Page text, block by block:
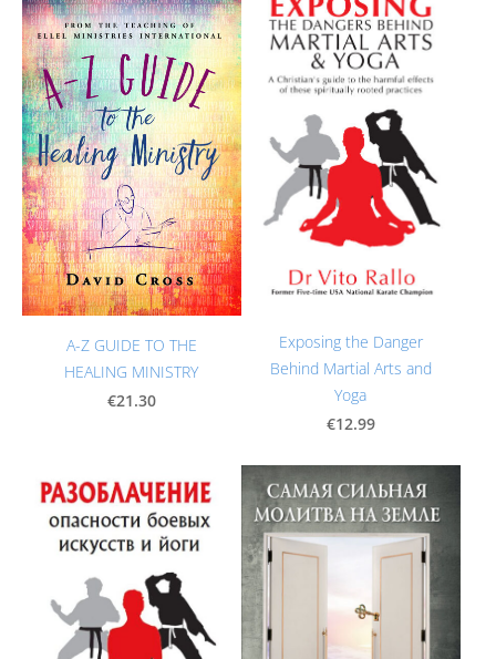
A-Z GUIDE TO THE
HEALING MINISTRY
€21.30
Exposing the Danger
Behind Martial Arts and
Yoga
€12.99